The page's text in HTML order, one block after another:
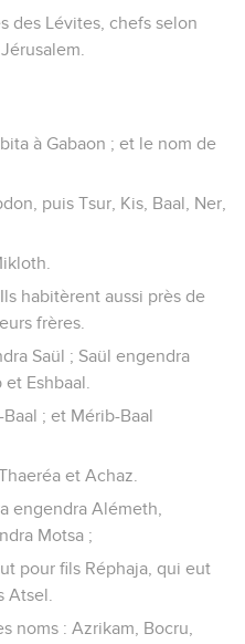
des Lévites, chefs selon
à Gabaon ; et le nom de
puis Tsur, Kis, Baal, Ner,
habitèrent aussi près de
frères.
Saül ; Saül engendra
Eshbaal.
; et Mérib-Baal
et Achaz.
engendra Alémeth,
Motsa ;
pour fils Réphaja, qui eut
Atsel.
noms : Azrikam, Bocru,